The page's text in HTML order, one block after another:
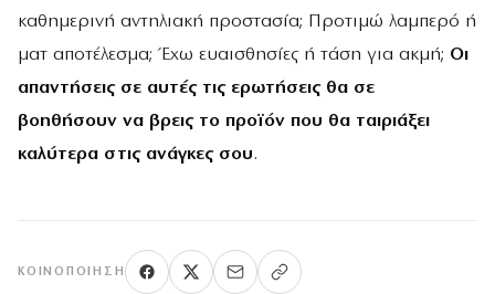
καθημερινή αντηλιακή προστασία; Προτιμώ λαμπερό ή
ματ αποτέλεσμα; Έχω ευαισθησίες ή τάση για ακμή; Οι
απαντήσεις σε αυτές τις ερωτήσεις θα σε
βοηθήσουν να βρεις το προϊόν που θα ταιριάξει
καλύτερα στις ανάγκες σου.
ΚΟΙΝΟΠΟΊΗΣΗ